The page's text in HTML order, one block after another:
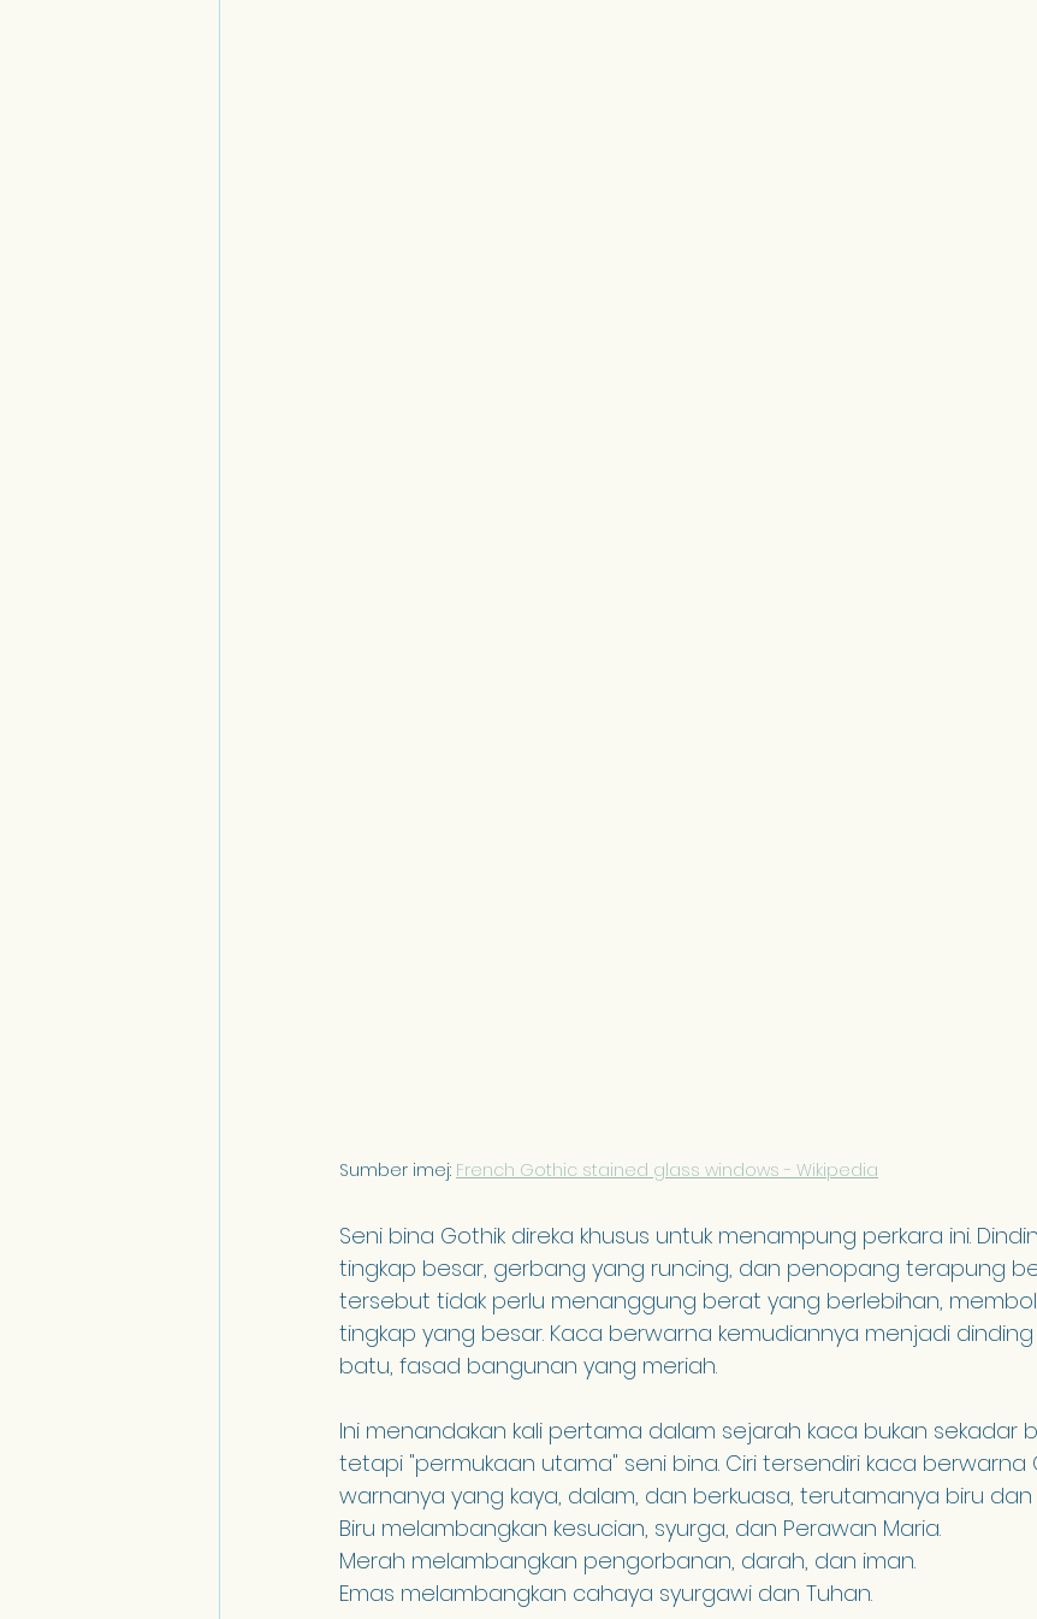
Sumber imej: French Gothic stained glass windows - Wikipedia
Seni bina Gothik direka khusus untuk menampung perkara ini.
tingkap besar, gerbang yang runcing, dan penopang terapung
tersebut tidak perlu menanggung berat yang berlebihan,
tingkap yang besar. Kaca berwarna kemudiannya menjadi
batu, fasad bangunan yang meriah.
Ini menandakan kali pertama dalam sejarah kaca bukan sekadar
tetapi "permukaan utama" seni bina. Ciri tersendiri kaca berwarna
warnanya yang kaya, dalam, dan berkuasa, terutamanya biru dan
Biru melambangkan kesucian, syurga, dan Perawan Maria.
Merah melambangkan pengorbanan, darah, dan iman.
Emas melambangkan cahaya syurgawi dan Tuhan.